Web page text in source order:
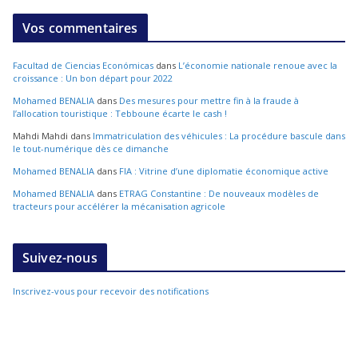
Vos commentaires
Facultad de Ciencias Económicas dans L’économie nationale renoue avec la
croissance : Un bon départ pour 2022
Mohamed BENALIA dans Des mesures pour mettre fin à la fraude à
l’allocation touristique : Tebboune écarte le cash !
Mahdi Mahdi dans Immatriculation des véhicules : La procédure bascule dans
le tout-numérique dès ce dimanche
Mohamed BENALIA dans FIA : Vitrine d’une diplomatie économique active
Mohamed BENALIA dans ETRAG Constantine : De nouveaux modèles de
tracteurs pour accélérer la mécanisation agricole
Suivez-nous
Inscrivez-vous pour recevoir des notifications